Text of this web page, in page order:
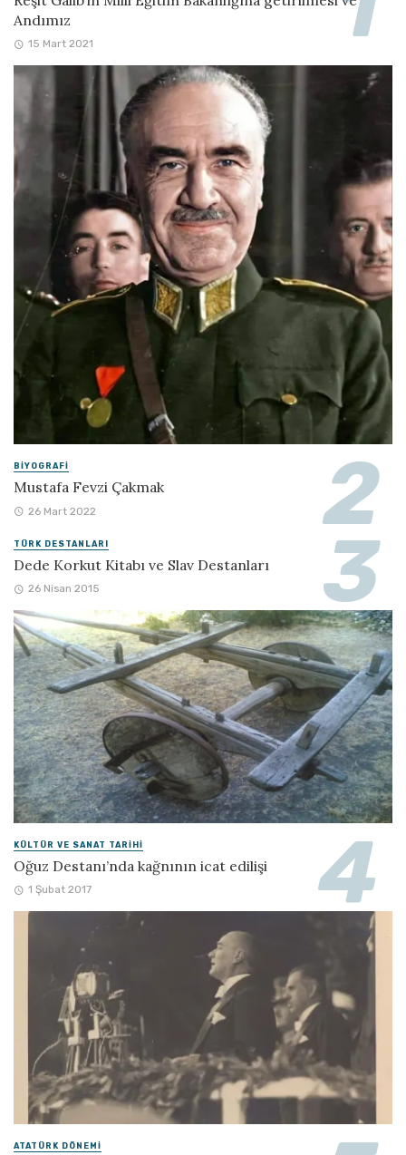
Andımız
15 Mart 2021
BIYOGRAFI
Mustafa Fevzi Çakmak
26 Mart 2022
TÜRK DESTANLARI
Dede Korkut Kitabı ve Slav Destanları
26 Nisan 2015
KÜLTÜR VE SANAT TARIHI
Oğuz Destanı’nda kağnının icat edilişi
1 Şubat 2017
ATATÜRK DÖNEMI